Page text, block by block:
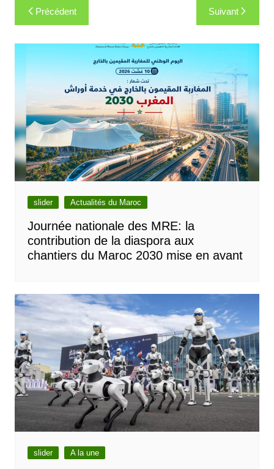
Navigation
de
l’article
Précédent Suivant
slider Actualités du Maroc
Journée nationale des MRE: la
contribution de la diaspora aux
chantiers du Maroc 2030 mise en avant
slider A la une